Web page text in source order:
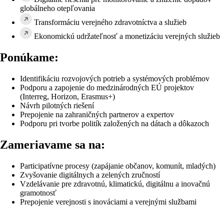
globálneho otepľovania
Transformáciu verejného zdravotníctva a služieb
Ekonomickú udržateľnosť a monetizáciu verejných služieb
Ponúkame:
Identifikáciu rozvojových potrieb a systémových problémov
Podporu a zapojenie do medzinárodných EÚ projektov
(Interreg, Horizon, Erasmus+)
Návrh pilotných riešení
Prepojenie na zahraničných partnerov a expertov
Podporu pri tvorbe politík založených na dátach a dôkazoch
Zameriavame sa na:
Participatívne procesy (zapájanie občanov, komunít, mladých)
Zvyšovanie digitálnych a zelených zručností
Vzdelávanie pre zdravotnú, klimatickú, digitálnu a inovačnú
gramotnosť
Prepojenie verejnosti s inováciami a verejnými službami